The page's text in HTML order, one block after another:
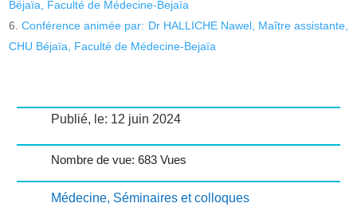
Béjaïa, Faculté de Médecine-Bejaïa
Conférence animée par: Dr HALLICHE Nawel, Maître assistante,
CHU Béjaïa, Faculté de Médecine-Bejaïa
Publié, le: 12 juin 2024
Nombre de vue: 683 Vues
Médecine, Séminaires et colloques